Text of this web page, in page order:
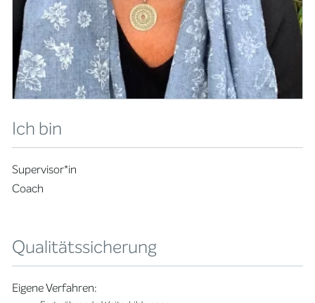
Ich bin
Supervisor*in
Coach
Qualitätssicherung
Eigene Verfahren: